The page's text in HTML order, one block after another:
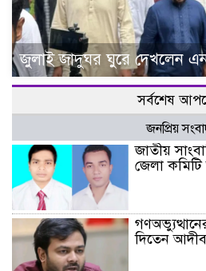
জুলাই জাদুঘর ঘুরে দেখলেন
সর্বশেষ
জনপ্রিয়
জাতীয়
জেলা
দিতেন